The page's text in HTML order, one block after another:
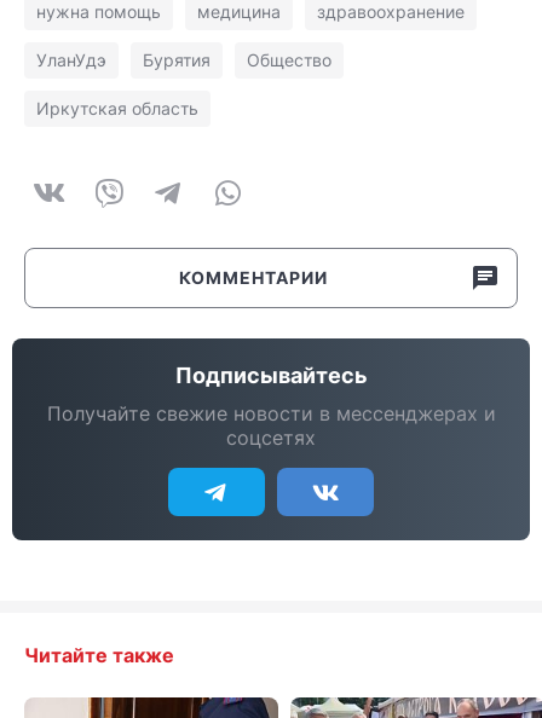
нужна помощь медицина здравоохранение
УланУдэ Бурятия Общество
Иркутская область
КОММЕНТАРИИ
Подписывайтесь
Получайте свежие новости в мессенджерах и
соцсетях
Читайте также